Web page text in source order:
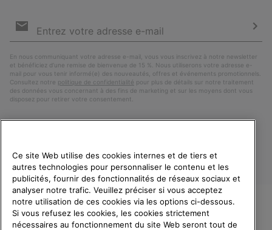
par
En nous communiquant votre adresse e-mail, vous vous inscrivez à notre newsletter
et bénéficiez d’une remise de bienvenue de 15 %. Nous utiliserons votre adresse e-
mail pour vous tenir informé(e) des nouveautés, offres et événements promotionnels.
Consultez notre politique de confidentialité pour plus de détails sur notre traitement
des données vous concernant à des fins de marketing et sur les moyens dont vous
disposez pour retirer votre consentement.
France
BIENVENUE CHEZ SOREL.
Ce site Web utilise des cookies internes et de tiers et
autres technologies pour personnaliser le contenu et les
publicités, fournir des fonctionnalités de réseaux sociaux et
analyser notre trafic. Veuillez préciser si vous acceptez
notre utilisation de ces cookies via les options ci-dessous.
Si vous refusez les cookies, les cookies strictement
nécessaires au fonctionnement du site Web seront tout de